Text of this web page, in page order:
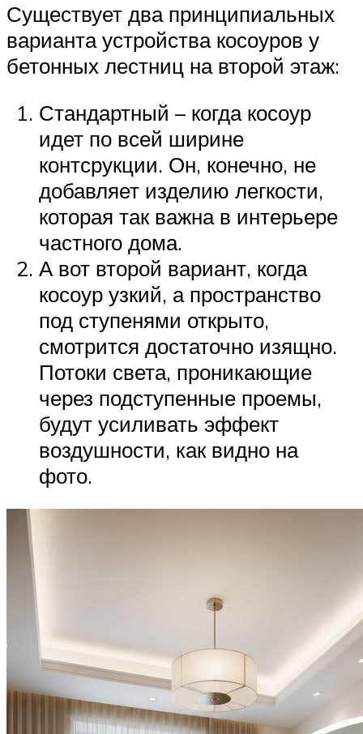
Существует два принципиальных
варианта устройства косоуров у
бетонных лестниц на второй этаж:
Стандартный – когда косоур
идет по всей ширине
контсрукции. Он, конечно, не
добавляет изделию легкости,
которая так важна в интерьере
частного дома.
А вот второй вариант, когда
косоур узкий, а пространство
под ступенями открыто,
смотрится достаточно изящно.
Потоки света, проникающие
через подступенные проемы,
будут усиливать эффект
воздушности, как видно на
фото.